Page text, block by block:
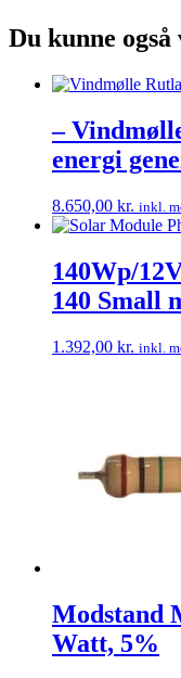
Du kunne
–
energi
8.650,00 kr. inkl.
140Wp/
140 Small
1.392,00 kr. inkl.
Modstand
Watt, 5%